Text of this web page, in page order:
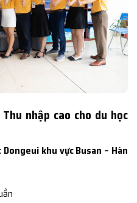
nhập cao cho du học
khu vực Busan – Hàn